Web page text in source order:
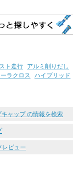
ト走行 アルミ削りだし
ラクロス ハイブリッド
ャップ の情報を検索
レビュー